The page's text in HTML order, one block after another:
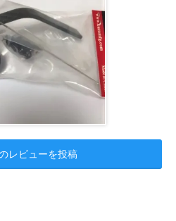
レビューを投稿